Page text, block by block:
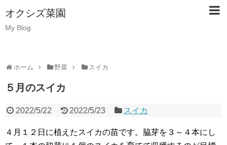
オクシズ菜園
My Blog
ホーム 野菜 スイカ
５月のスイカ
2022/5/22 2022/5/23 スイカ
４月１２日に植えたスイカの苗です。脇芽を３～４本にし